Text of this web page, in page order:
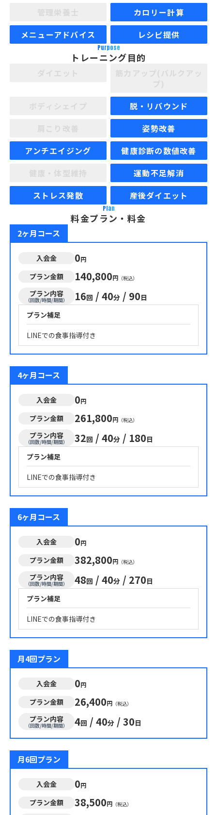
カロリー計算
メニューアドバイス
レシピ提供
Purpose
トレーニング目的
脱・リバウンド
姿勢改善
アンチエイジング
健康診断の数値改善
運動不足解消
ストレス発散
産後ダイエット
Plan
料金プラン・料金
2ヶ月コース
入会金 0円
プラン金額 140,800円 （税込）
プラン内容
（回数/時間/期間） 16回 / 40分 / 90日
プラン補足
LINEでの食事指導付き
4ヶ月コース
入会金 0円
プラン金額 261,800円 （税込）
プラン内容
（回数/時間/期間） 32回 / 40分 / 180日
プラン補足
LINEでの食事指導付き
6ヶ月コース
入会金 0円
プラン金額 382,800円 （税込）
プラン内容
（回数/時間/期間） 48回 / 40分 / 270日
プラン補足
LINEでの食事指導付き
月4回プラン
入会金 0円
プラン金額 26,400円 （税込）
プラン内容
（回数/時間/期間） 4回 / 40分 / 30日
月6回プラン
入会金 0円
プラン金額 38,500円 （税込）